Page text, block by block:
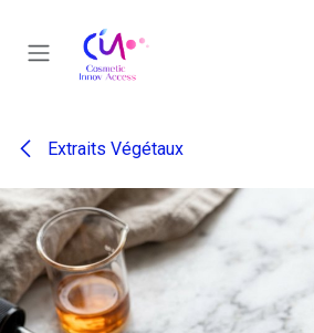
Extraits Végétaux